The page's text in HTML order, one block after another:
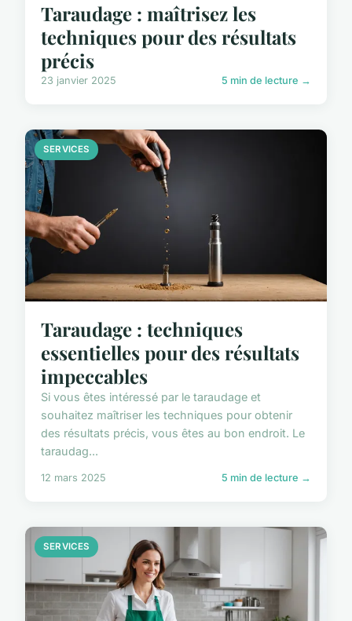
Taraudage : maîtrisez les
techniques pour des résultats
précis
23 janvier 2025 5 min de lecture →
SERVICES
Taraudage : techniques
essentielles pour des résultats
impeccables
Si vous êtes intéressé par le taraudage et
souhaitez maîtriser les techniques pour obtenir
des résultats précis, vous êtes au bon endroit. Le
taraudag...
12 mars 2025 5 min de lecture →
SERVICES